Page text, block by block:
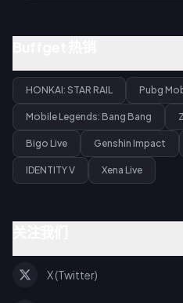
HONKAI: STAR RAIL Pubg
Mobile Legends: Bang Bang
Bigo Live Genshin Impact
IDENTITY V Xena Live
X (Twitter)